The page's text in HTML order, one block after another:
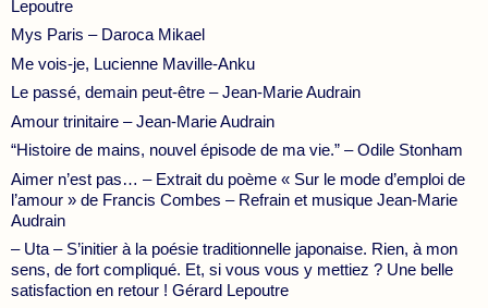
Lepoutre
Mys Paris – Daroca Mikael
Me vois-je, Lucienne Maville-Anku
Le passé, demain peut-être – Jean-Marie Audrain
Amour trinitaire – Jean-Marie Audrain
“Histoire de mains, nouvel épisode de ma vie.” – Odile Stonham
Aimer n’est pas… – Extrait du poème « Sur le mode d’emploi de
l’amour » de Francis Combes – Refrain et musique Jean-Marie
Audrain
– Uta – S’initier à la poésie traditionnelle japonaise. Rien, à mon
sens, de fort compliqué. Et, si vous vous y mettiez ? Une belle
satisfaction en retour ! Gérard Lepoutre